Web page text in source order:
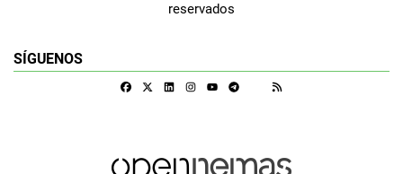
reservados
SÍGUENOS
FacebookLinkedinInstagramTelegram
Google Discover